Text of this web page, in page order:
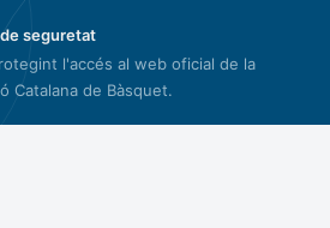
seguretat
l'accés al web oficial de la
Catalana de Bàsquet.